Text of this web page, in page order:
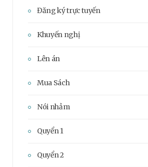
Đăng ký trực tuyến
Khuyến nghị
Lên án
Mua Sách
Nói nhảm
Quyển 1
Quyển 2